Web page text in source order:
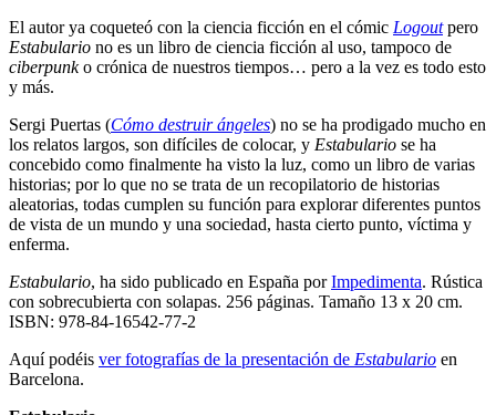
El autor ya coqueteó con la ciencia ficción en el cómic Logoutpero
Estabulario no es un libro de ciencia ficción al uso, tampoco de
ciberpunko crónica de nuestros tiempos… pero a la vez es todo esto
y más.
Sergi Puertas (Cómo destruir ángeles) no se ha prodigado mucho en
los relatos largos, son difíciles de colocar, y Estabulario se ha
concebido como finalmente ha visto la luz, como un libro de varias
historias; por lo que no se trata de un recopilatorio de historias
aleatorias, todas cumplen su función para explorar diferentes puntos
de vista de un mundo y una sociedad, hasta cierto punto, víctima y
enferma.
Estabulario, ha sido publicado en España porImpedimenta. Rústica
con sobrecubierta con solapas. 256 páginas. Tamaño 13 x 20 cm.
ISBN: 978-84-16542-77-2
Aquí podéis ver fotografías de la presentación de Estabulario en
Barcelona.